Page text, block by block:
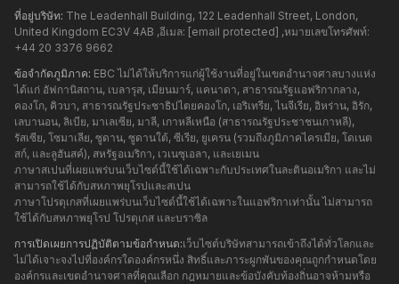
ที่อยู่บริษัท: The Leadenhall Building, 122 Leadenhall Street, London,
United Kingdom EC3V 4AB ,อีเมล: [email protected] ,หมายเลขโทรศัพท์:
+44 20 3376 9662
ข้อจำกัดภูมิภาค: EBC ไม่ได้ให้บริการแก่ผู้ใช้งานที่อยู่ในเขตอำนาจศาลบางแห่ง
ได้แก่ อัฟกานิสถาน, เบลารุส, เมียนมาร์, แคนาดา, สาธารณรัฐแอฟริกากลาง,
คองโก, คิวบา, สาธารณรัฐประชาธิปไตยคองโก, เอริเทรีย, ไนจีเรีย, อิหร่าน, อิรัก,
เลบานอน, ลิเบีย, มาเลเซีย, มาลี, เกาหลีเหนือ (สาธารณรัฐประชาชนเกาหลี),
รัสเซีย, โซมาเลีย, ซูดาน, ซูดานใต้, ซีเรีย, ยูเครน (รวมถึงภูมิภาคไครเมีย, โดเนต
สก์, และลูฮันสค์), สหรัฐอเมริกา, เวเนซุเอลา, และเยเมน
ภาษาสเปนที่เผยแพร่บนเว็บไซต์นี้ใช้ได้เฉพาะกับประเทศในละตินอเมริกา และไม่
สามารถใช้ได้กับสหภาพยุโรปและสเปน
ภาษาโปรตุเกสที่เผยแพร่บนเว็บไซต์นี้ใช้ได้เฉพาะในแอฟริกาเท่านั้น ไม่สามารถ
ใช้ได้กับสหภาพยุโรป โปรตุเกส และบราซิล
การเปิดเผยการปฏิบัติตามข้อกำหนด:เว็บไซต์บริษัทสามารถเข้าถึงได้ทั่วโลกและ
ไม่ได้เจาะจงไปที่องค์กรใดองค์กรหนึ่ง สิทธิ์และภาระผูกพันของคุณถูกกำหนดโดย
องค์กรและเขตอำนาจศาลที่คุณเลือก กฎหมายและข้อบังคับท้องถิ่นอาจห้ามหรือ